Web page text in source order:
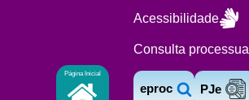
Página Inicial
Acessibilidade
Consulta processual
eproc PJe